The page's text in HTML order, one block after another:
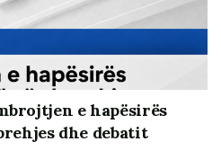
midis akteve apo
së tyre.
kryesor në vend,
financiar dhe faktori më
këtë arsye burimet
burimin kryesor të
e hapësirës
dhe debatit